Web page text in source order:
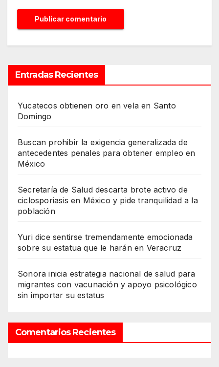
Entradas Recientes
Yucatecos obtienen oro en vela en Santo
Domingo
Buscan prohibir la exigencia generalizada de
antecedentes penales para obtener empleo en
México
Secretaría de Salud descarta brote activo de
ciclosporiasis en México y pide tranquilidad a la
población
Yuri dice sentirse tremendamente emocionada
sobre su estatua que le harán en Veracruz
Sonora inicia estrategia nacional de salud para
migrantes con vacunación y apoyo psicológico
sin importar su estatus
Comentarios Recientes